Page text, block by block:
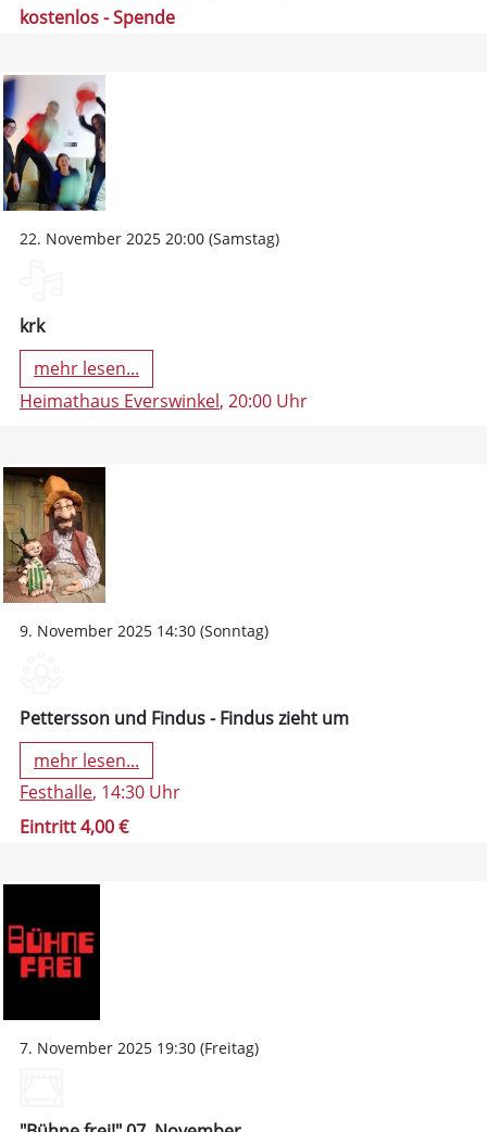
kostenlos - Spende
22. November 2025 20:00 (Samstag)
krk
mehr lesen...
Heimathaus Everswinkel, 20:00 Uhr
9. November 2025 14:30 (Sonntag)
Pettersson und Findus - Findus zieht um
mehr lesen...
Festhalle, 14:30 Uhr
Eintritt 4,00 €
7. November 2025 19:30 (Freitag)